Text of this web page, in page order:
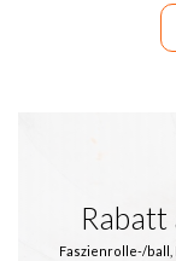
Faszienrolle-/ball,